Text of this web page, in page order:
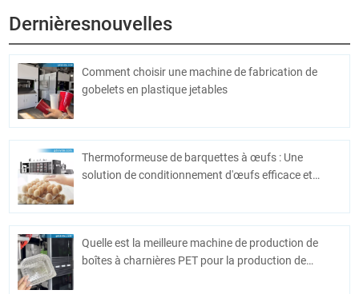
Dernièresnouvelles
Comment choisir une machine de fabrication de
gobelets en plastique jetables
Thermoformeuse de barquettes à œufs : Une
solution de conditionnement d'œufs efficace et
Quelle est la meilleure machine de production de
boîtes à charnières PET pour la production de